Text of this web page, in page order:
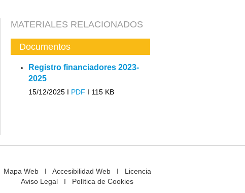
MATERIALES RELACIONADOS
Documentos
Registro financiadores 2023-
2025
15/12/2025 I PDF I 115 KB
Mapa WebI Accesibilidad WebI Licencia
Aviso Legal I Política de Cookies